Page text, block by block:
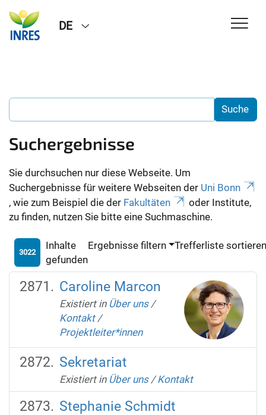
DE
Suchergebnisse
Sie durchsuchen nur diese Webseite. Um
Suchergebnisse für weitere Webseiten der Uni Bonn
, wie zum Beispiel die der Fakultäten
oder Institute,
zu finden, nutzen Sie bitte eine Suchmaschine.
3022
Inhalte
gefunden
Ergebnisse filtern Trefferliste
Caroline Marcon
Existiert in Über uns /
Kontakt /
Projektleiter*innen
Sekretariat
Existiert in Über uns /Kontakt
Stephanie Schmidt